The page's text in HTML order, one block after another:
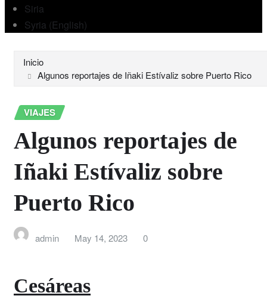
Siria
Syria (English)
Inicio
Algunos reportajes de Iñaki Estívaliz sobre Puerto Rico
VIAJES
Algunos reportajes de
Iñaki Estívaliz sobre
Puerto Rico
admin May 14, 2023 0
Cesáreas